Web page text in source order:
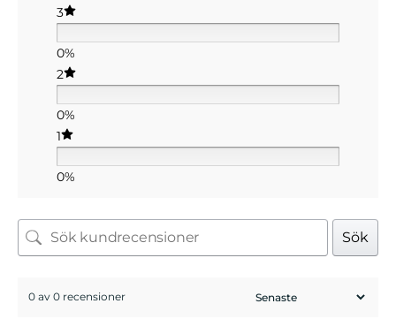
3
0%
2
0%
1
0%
Sök
0 av 0 recensioner